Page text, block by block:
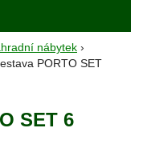
nábytek ›
PORTO SET
SET 6